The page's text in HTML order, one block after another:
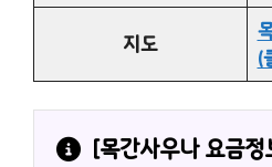
지도
(
[목간사우나 요금정